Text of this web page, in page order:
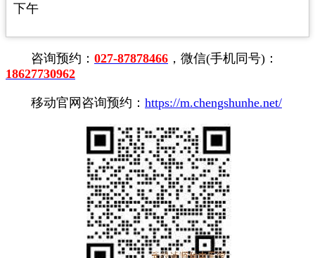
下午
咨询预约： 027-87878466 ，微信(手机同号)：
18627730962
移动官网咨询预约： https://m.chengshunhe.net/